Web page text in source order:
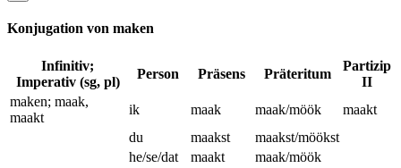
Konjugation von maken
Infinitiv;
Imperativ (sg, pl)
Person Präsens Präteritum
Partizip
II
maken; maak,
maakt
ik maak maak/möök
maakt
du
maakst
maakst/möökst
he/se/dat
maakt
maak/möök